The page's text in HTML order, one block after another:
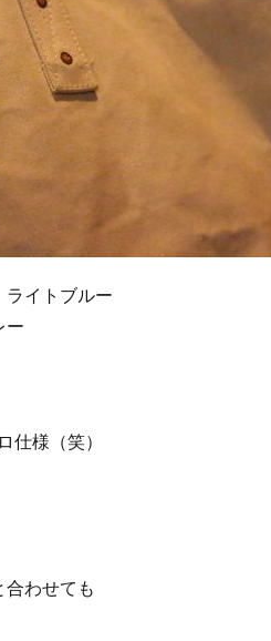
イトブルー
ー
様（笑）
わせても